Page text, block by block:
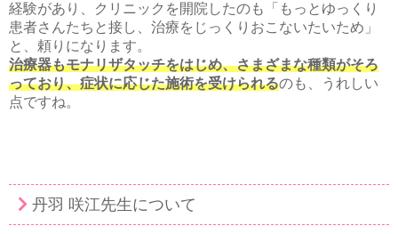
経験があり、クリニックを開院したのも「もっとゆっくり
患者さんたちと接し、治療をじっくりおこないたいため」
と、頼りになります。
治療器もモナリザタッチをはじめ、さまざまな種類がそろ
っており、症状に応じた施術を受けられるのも、うれしい
点ですね。
丹羽 咲江先生について